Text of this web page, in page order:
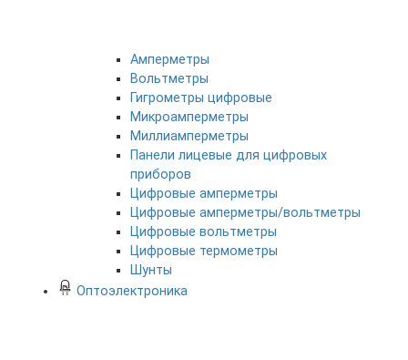
Амперметры
Вольтметры
Гигрометры цифровые
Микроамперметры
Миллиамперметры
Панели лицевые для цифровых
приборов
Цифровые амперметры
Цифровые амперметры/вольтметры
Цифровые вольтметры
Цифровые термометры
Шунты
Оптоэлектроника